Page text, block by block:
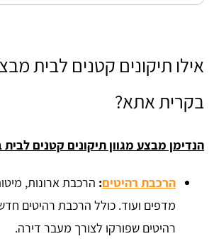
אילו תיקונים קטנים לבית
בקרית אתא?
הנדימן מבצע מגוון תיקונים קטנים
הרכבת רהיטים: הרכבת ארונות,
מדפים ועוד. כולל הרכבת רהיטים
רהיטים שפורקו לצורך מעבר דירה.